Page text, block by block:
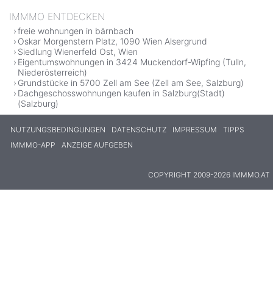
IMMMO ENTDECKEN
freie wohnungen in bärnbach
Oskar Morgenstern Platz, 1090 Wien Alsergrund
Siedlung Wienerfeld Ost, Wien
Eigentumswohnungen in 3424 Muckendorf-Wipfing (Tulln,
Niederösterreich)
Grundstücke in 5700 Zell am See (Zell am See, Salzburg)
Dachgeschosswohnungen kaufen in Salzburg(Stadt)
(Salzburg)
NUTZUNGSBEDINGUNGEN DATENSCHUTZ IMPRESSUM
TIPPS
IMMMO-APP
ANZEIGE AUFGEBEN
COPYRIGHT 2009-2026 IMMMO.AT